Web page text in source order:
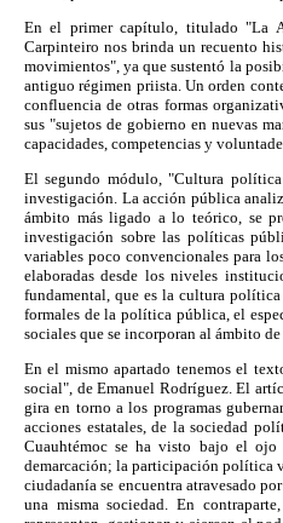
En el primer capítulo, titulado "La
Carpinteiro nos brinda un recuento
movimientos", ya que sustentó la
antiguo régimen priista. Un orden
confluencia de otras formas
sus "sujetos de gobierno en nuevas
capacidades, competencias y
El segundo módulo, "Cultura
investigación. La acción pública
ámbito más ligado a lo teórico, se
investigación sobre las políticas
variables poco convencionales para
elaboradas desde los niveles
fundamental, que es la cultura
formales de la política pública, el
sociales que se incorporan al ámbito
En el mismo apartado tenemos el
social", de Emanuel Rodríguez. El
gira en torno a los programas
acciones estatales, de la sociedad
Cuauhtémoc se ha visto bajo el ojo
demarcación; la participación política
ciudadanía se encuentra atravesado
una misma sociedad. En